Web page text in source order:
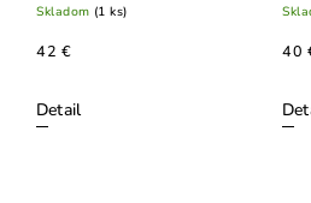
Skladom (1 ks)
42 €
Detail
40